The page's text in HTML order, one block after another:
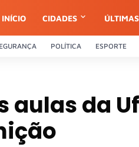
INÍCIO CIDADES
POLÍTICA ESPORTE
aulas da